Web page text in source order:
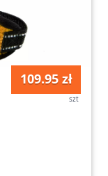
109.95 zł
szt